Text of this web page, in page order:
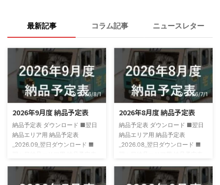
最新記事 コラム記事 ニュースレター
2026/8/1
2026年9月度 納品予定表
納品予定表 ダウンロード ■翌日
納品エリア用 納品予定表
_2026.09_翌日ダウンロード ■
2026/7/1
2026年8月度 納品予定表
納品予定表 ダウンロード ■翌日
納品エリア用 納品予定表
_2026.08_翌日ダウンロード ■